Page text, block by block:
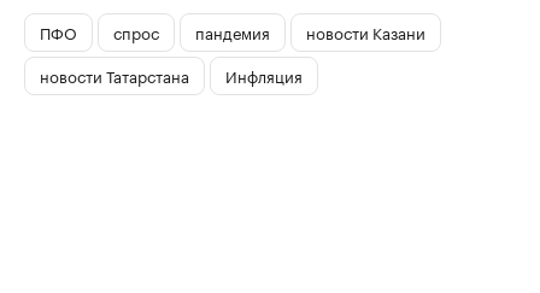
ПФО спрос пандемия
новости Казани
новости Татарстана
Инфляция